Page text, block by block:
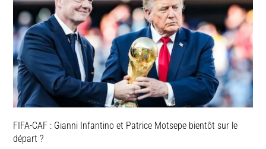
FIFA-CAF : Gianni Infantino et Patrice Motsepe bientôt sur le
départ ?